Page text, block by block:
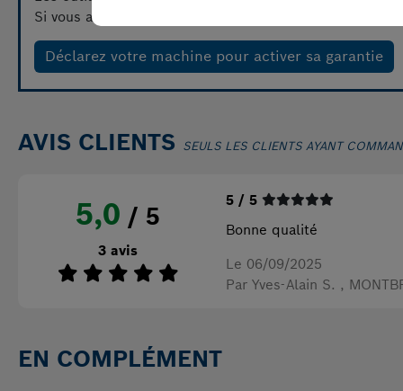
Si vous avez besoin d'aide pour déclarer votre
Déclarez votre machine pour activer sa garantie
AVIS CLIENTS SEULS LES CLIENTS AYANT
5,0 / 5
3 avis
5 / 5
Bonne qualité
Le 06/09/2025
Par Yves-Alain S. ,
EN COMPLÉMENT